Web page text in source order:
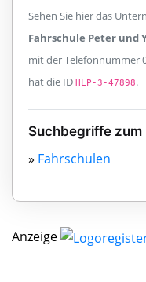
Sehen Sie hier das
Fahrschule Peter und
mit der Telefonnummer
hat die ID HLP-3-47898.
Suchbegriffe zum
» Fahrschulen
Anzeige